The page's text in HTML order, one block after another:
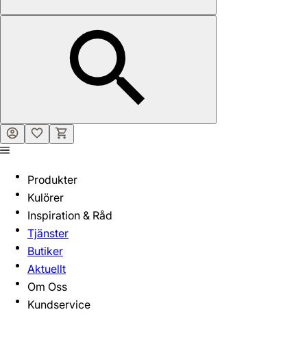
Produkter
Kulörer
Inspiration & Råd
Tjänster
Butiker
Aktuellt
Om Oss
Kundservice